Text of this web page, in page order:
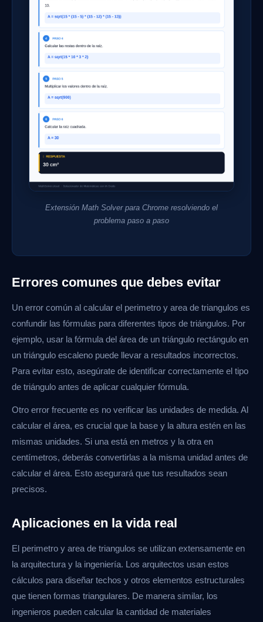
Extensión Math Solver para Chrome resolviendo el
problema paso a paso
Errores comunes que debes evitar
Un error común al calcular el perimetro y area de triangulos es
confundir las fórmulas para diferentes tipos de triángulos. Por
ejemplo, usar la fórmula del área de un triángulo rectángulo en
un triángulo escaleno puede llevar a resultados incorrectos.
Para evitar esto, asegúrate de identificar correctamente el tipo
de triángulo antes de aplicar cualquier fórmula.
Otro error frecuente es no verificar las unidades de medida. Al
calcular el área, es crucial que la base y la altura estén en las
mismas unidades. Si una está en metros y la otra en
centímetros, deberás convertirlas a la misma unidad antes de
calcular el área. Esto asegurará que tus resultados sean
precisos.
Aplicaciones en la vida real
El perimetro y area de triangulos se utilizan extensamente en
la arquitectura y la ingeniería. Los arquitectos usan estos
cálculos para diseñar techos y otros elementos estructurales
que tienen formas triangulares. De manera similar, los
ingenieros pueden calcular la cantidad de materiales